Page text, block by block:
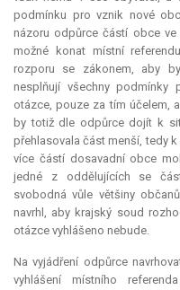
podmínku pro vznik nové
názoru odpůrce částí obce
možné konat místní
rozporu se zákonem, aby
nesplňují všechny podmínky
otázce, pouze za tím účelem,
by totiž dle odpůrce dojít k
přehlasovala část menší, tedy
více částí dosavadní obce
jedné z oddělujících se
svobodná vůle většiny
navrhl, aby krajský soud
otázce vyhlášeno nebude.
Na vyjádření odpůrce
vyhlášení místního